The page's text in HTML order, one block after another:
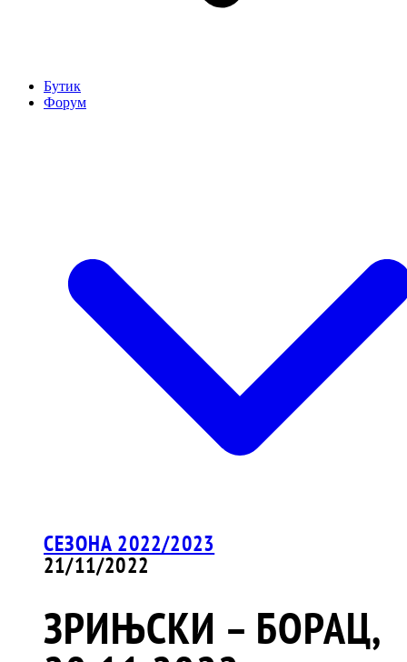
Бутик
Форум
СЕЗОНА 2022/2023
21/11/2022
ЗРИЊСКИ – БОРАЦ,